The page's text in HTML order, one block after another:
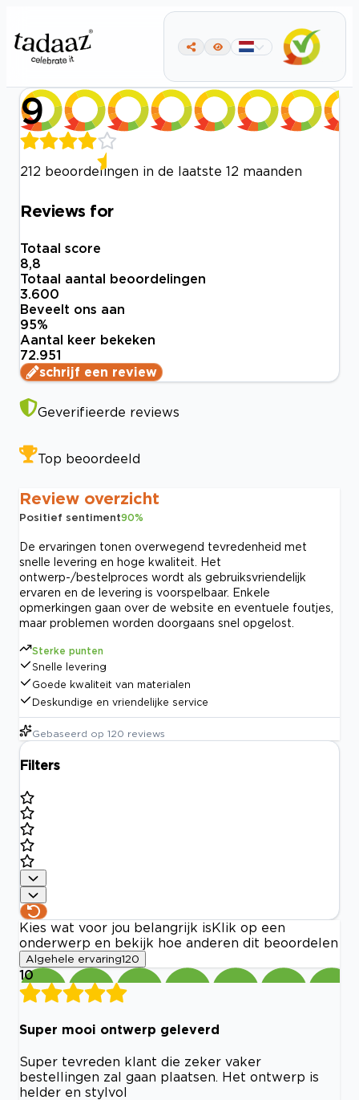
9
212 beoordelingen in de laatste 12 maanden
Reviews for
Totaal score
8,8
Totaal aantal beoordelingen
3.600
Beveelt ons aan
95%
Aantal keer bekeken
72.951
schrijf een review
Geverifieerde reviews
Top beoordeeld
Review overzicht
Positief sentiment90%
De ervaringen tonen overwegend tevredenheid met
snelle levering en hoge kwaliteit. Het
ontwerp-/bestelproces wordt als gebruiksvriendelijk
ervaren en de levering is voorspelbaar. Enkele
opmerkingen gaan over de website en eventuele foutjes,
maar problemen worden doorgaans snel opgelost.
Sterke punten
Snelle levering
Goede kwaliteit van materialen
Deskundige en vriendelijke service
Gebaseerd op 120 reviews
Filters
Kies wat voor jou belangrijk is Klik op een
onderwerp en bekijk hoe anderen dit beoordelen
Algehele ervaring120
10
Super mooi ontwerp geleverd
Super tevreden klant die zeker vaker
bestellingen zal gaan plaatsen. Het ontwerp is
helder en stylvol